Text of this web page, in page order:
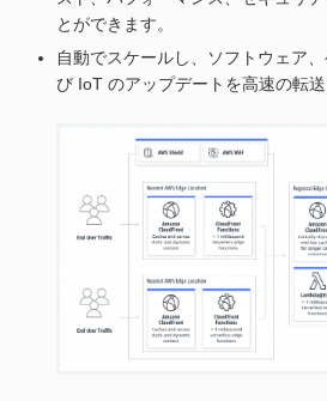
とができます。
自動でスケールし、ソフトウェア
び IoT のアップデートを高速の転送